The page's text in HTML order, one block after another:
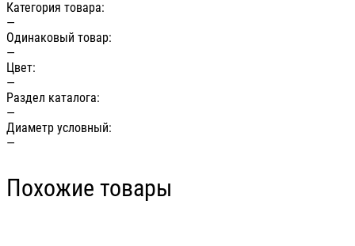
Категория товара:
—
Одинаковый товар:
—
Цвет:
—
Раздел каталога:
—
Диаметр условный:
—
Похожие товары